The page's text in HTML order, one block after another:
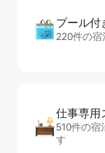
プール付
220件の宿
仕事専用
510件の宿
す